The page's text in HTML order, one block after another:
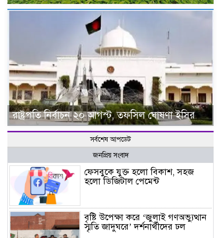
রাষ্ট্রপতি নির্বাচন ২০ আগস্ট, তফসিল ঘোষণা ইসির
সর্বশেষ আপডেট
জনপ্রিয় সংবাদ
ফেসবুকে যুক্ত হলো বিকাশ, সহজ
হলো ডিজিটাল পেমেন্ট
বৃষ্টি উপেক্ষা করে ‘জুলাই গণঅভ্যুত্থান
স্মৃতি জাদুঘরে’ দর্শনার্থীদের ঢল